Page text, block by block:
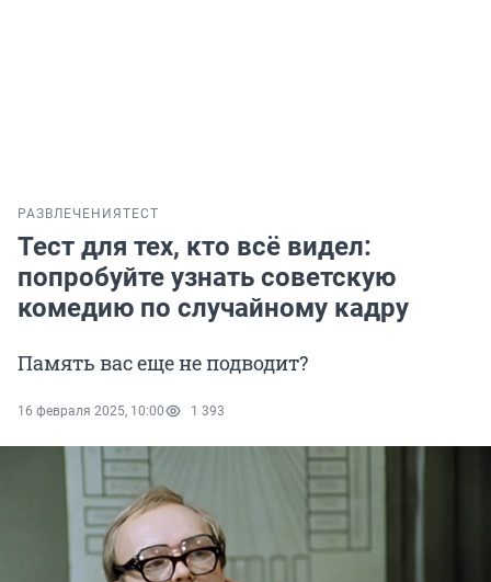
РАЗВЛЕЧЕНИЯ ТЕСТ
Тест для тех, кто всё видел:
попробуйте узнать советскую
комедию по случайному кадру
Память вас еще не подводит?
16 февраля 2025, 10:00 1 393